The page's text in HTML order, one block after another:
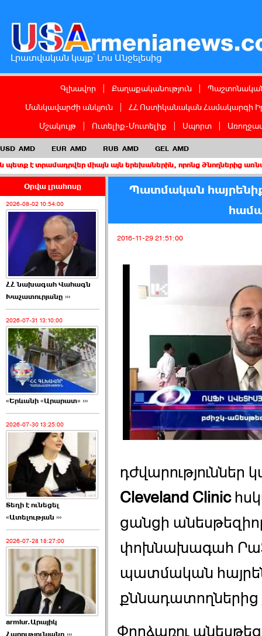
Լրատվական կայք՝ Լոս Անջելեսից
Գլխավոր Քաղաքականություն
Մանկավարժի անկյուն
ՀՀ Ոստիկանական Համակարգի
Մշակույթ
Ուտելիք-Մուտելիք Սպորտ
USD AMD EUR AMD RUB AMD GEL AMD
միայն այն երեխաներին, որոնց ծնողներից առնվազն
Օրվա լրահոսը
2026-08-02 10:54:00
ՀՀ նախագահ Վահագն
Խաչատուրյանը ›››
2026-07-31 13:10:00
«Երևանի «Արարատ» ›››
2026-07-30 13:25:00
Տեղի է ունեցել
«Ատելության ›››
2026-07-28 18:27:00
armlur.Արայիկ
Հարությունյանը ›››
Պատմական
2016-11-29 21:51:00
դժվարություններ
Cleveland Clinic
ցանցի
փոխնախագահ
պատմական
քննադատողներից
Փորձառու